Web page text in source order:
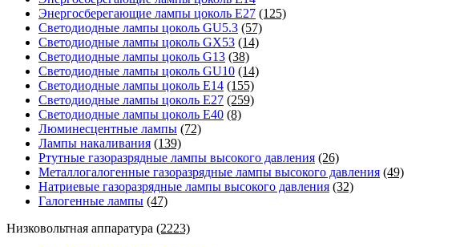
Энергосберегающие лампы цоколь Е27 (125)
Светодиодные лампы цоколь GU5.3 (57)
Светодиодные лампы цоколь GX53 (14)
Светодиодные лампы цоколь G13 (38)
Светодиодные лампы цоколь GU10 (14)
Светодиодные лампы цоколь E14 (155)
Светодиодные лампы цоколь E27 (259)
Светодиодные лампы цоколь E40 (8)
Люминесцентные лампы (72)
Лампы накаливания (139)
Ртутные газоразрядные лампы высокого давления (26)
Металлогалогенные газоразрядные лампы высокого давления (49)
Натриевые газоразрядные лампы высокого давления (32)
Галогенные лампы (47)
Низковольтная аппаратура (2223)